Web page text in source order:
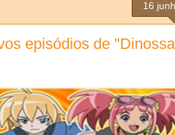
16
episódios de